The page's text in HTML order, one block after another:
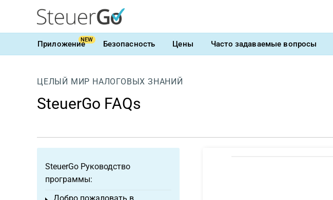
ПриложениеNEW Безопасность Цены Часто задаваемые вопросы
ЦЕЛЫЙ МИР НАЛОГОВЫХ ЗНАНИЙ
SteuerGo FAQs
SteuerGo Руководство
программы: